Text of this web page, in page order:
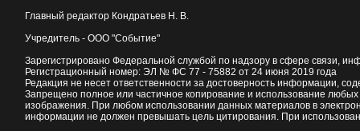
Главный редактор Кондратьев Н. В.
Учредитель - ООО "Событие"
Зарегистрировано Федеральной службой по надзору в сфере связи,
Регистрационный номер: ЭЛ № ФС 77 - 75882 от 24 июня 2019 года
Редакция не несет ответственности за достоверность информации,
Запрещено полное или частичное копирование и использование
изображения. При любом использовании данных материалов в
информации не должен превышать цель цитирования. При